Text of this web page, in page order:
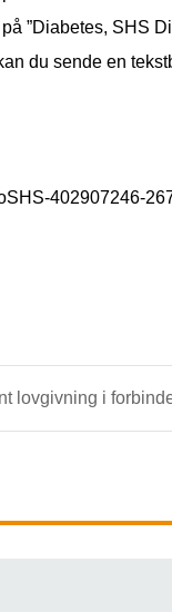
”Diabetes, SHS
du sende en
402907246-
lovgivning i